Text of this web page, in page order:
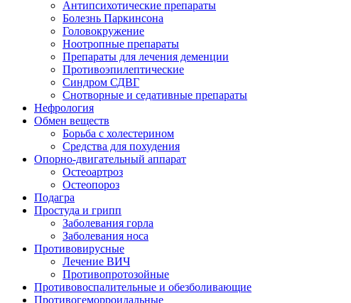
Антипсихотические препараты
Болезнь Паркинсона
Головокружение
Ноотропные препараты
Препараты для лечения деменции
Противоэпилептические
Синдром СДВГ
Снотворные и седативные препараты
Нефрология
Обмен веществ
Борьба с холестерином
Средства для похудения
Опорно-двигательный аппарат
Остеоартроз
Остеопороз
Подагра
Простуда и грипп
Заболевания горла
Заболевания носа
Противовирусные
Лечение ВИЧ
Противопротозойные
Противовоспалительные и обезболивающие
Противогеморроидальные